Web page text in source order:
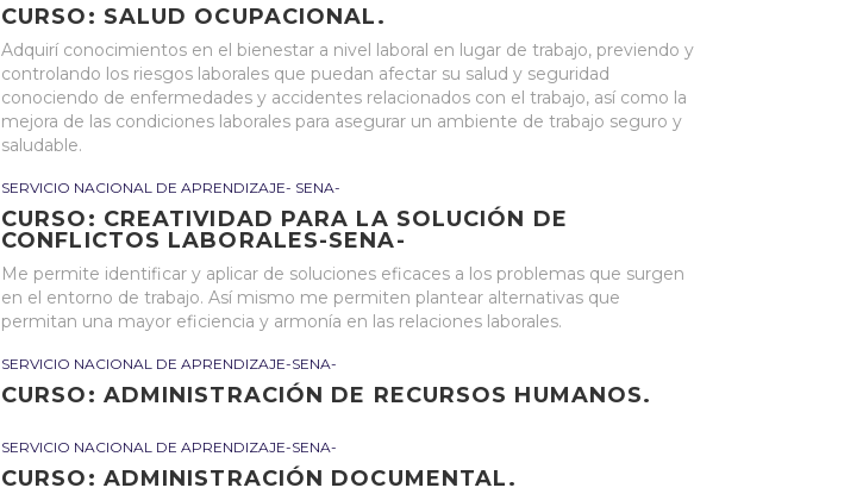
CURSO: SALUD OCUPACIONAL.
Adquirí conocimientos en el bienestar a nivel laboral en lugar de trabajo, previendo y
controlando los riesgos laborales que puedan afectar su salud y seguridad
conociendo de enfermedades y accidentes relacionados con el trabajo, así como la
mejora de las condiciones laborales para asegurar un ambiente de trabajo seguro y
saludable.
SERVICIO NACIONAL DE APRENDIZAJE- SENA-
CURSO: CREATIVIDAD PARA LA SOLUCIÓN DE
CONFLICTOS LABORALES-SENA-
Me permite identificar y aplicar de soluciones eficaces a los problemas que surgen
en el entorno de trabajo. Así mismo me permiten plantear alternativas que
permitan una mayor eficiencia y armonía en las relaciones laborales.
SERVICIO NACIONAL DE APRENDIZAJE-SENA-
CURSO: ADMINISTRACIÓN DE RECURSOS HUMANOS.
SERVICIO NACIONAL DE APRENDIZAJE-SENA-
CURSO: ADMINISTRACIÓN DOCUMENTAL.